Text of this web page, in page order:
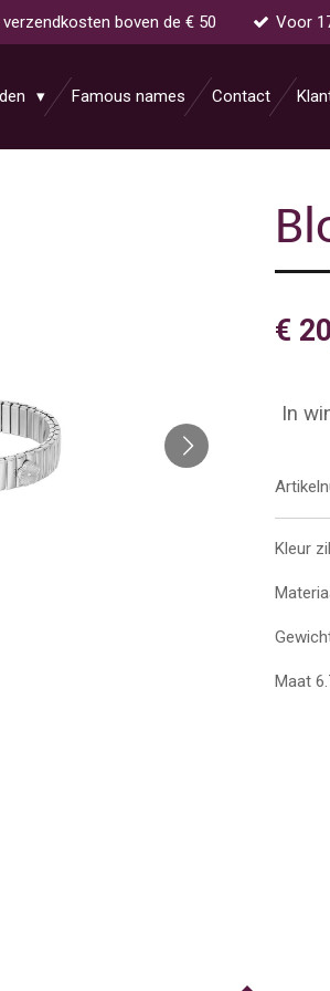
boven de € 50 Voor
Famous names Contact
€
In
Kleur
Maat